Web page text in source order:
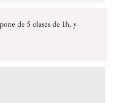
de 5 clases de 1h. y